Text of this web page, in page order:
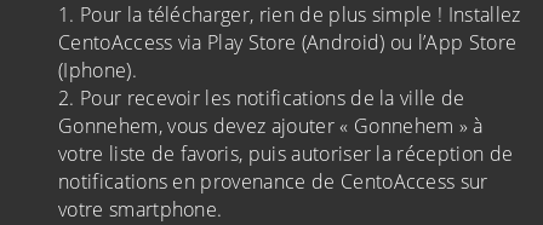
Pour la télécharger, rien de plus simple ! Installez
CentoAccess via Play Store (Android) ou l’App Store
(Iphone).
Pour recevoir les notifications de la ville de
Gonnehem, vous devez ajouter « Gonnehem » à
votre liste de favoris, puis autoriser la réception de
notifications en provenance de CentoAccess sur
votre smartphone.